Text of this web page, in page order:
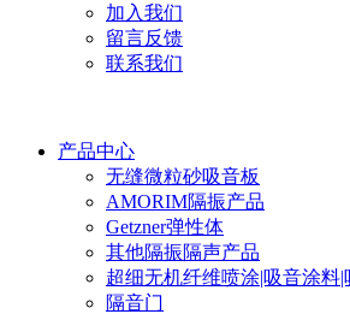
加入我们
留言反馈
联系我们
产品中心
无缝微粒砂吸音板
AMORIM隔振产品
Getzner弹性体
其他隔振隔声产品
超细无机纤维喷涂|吸音涂料|
隔音门